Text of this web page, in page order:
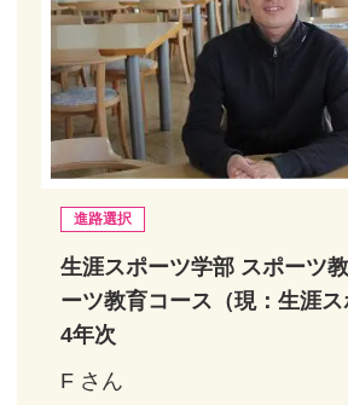
進路選択
生涯スポーツ学部 スポーツ
ーツ教育コース（現：生涯ス
4年次
F さん